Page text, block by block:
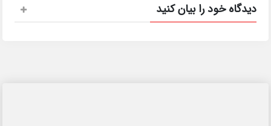
دیدگاه خود را بیان کنید